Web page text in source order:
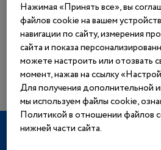
Еще нет
ТЕРАПЕВТИЧЕСКИЕ
Нажимая «Принять все», вы
файлов cookie на вашем
навигации по сайту, измерения
сайта и показа
можете настроить или отозвать
момент, нажав на ссылку
Для получения дополнительной
мы используем файлы cookie,
Политикой в отношении файлов
нижней части сайта.